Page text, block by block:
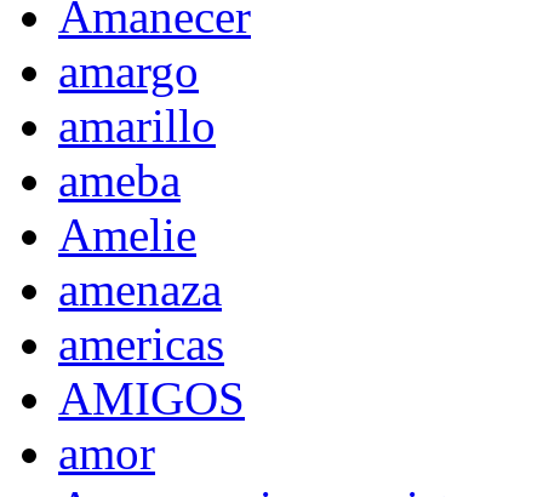
Amanecer
amargo
amarillo
ameba
Amelie
amenaza
americas
AMIGOS
amor